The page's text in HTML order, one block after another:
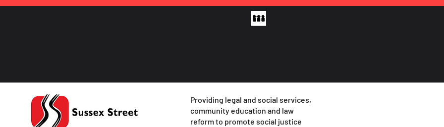
Providing legal and social services,
community education and law
reform to promote social justice